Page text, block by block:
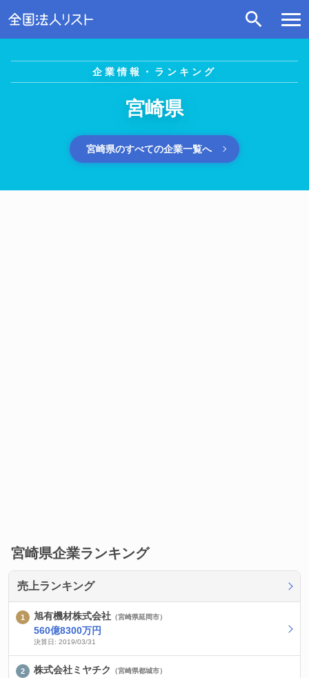
企業情報・ランキング
宮崎県
宮崎県のすべての企業一覧へ
宮崎県企業ランキング
売上ランキング
旭有機材株式会社 （宮崎県延岡市）
560億8300万円
決算日: 2019/03/31
株式会社ミヤチク （宮崎県都城市）